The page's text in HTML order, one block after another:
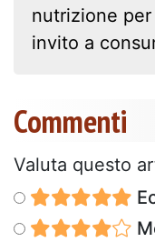
nutrizione
invito a
Commenti
Valuta questo